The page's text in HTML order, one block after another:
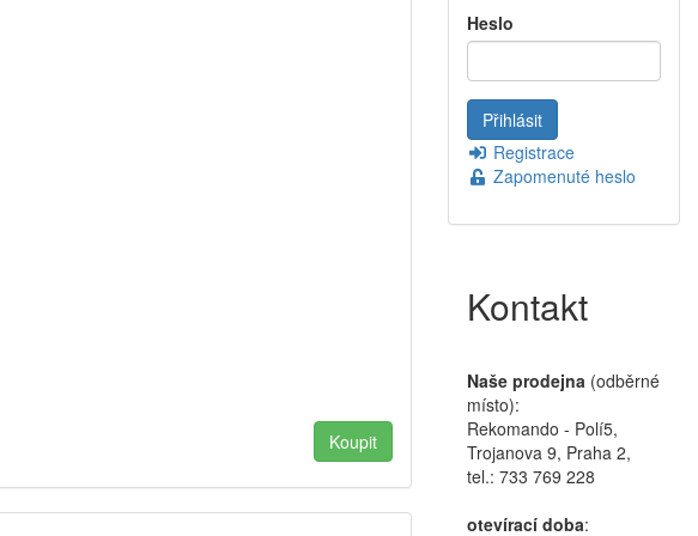
Heslo
Registrace
Zapomenuté heslo
Kontakt
Naše prodejna (odběrné
místo):
Rekomando - Polí5,
Trojanova 9, Praha 2,
tel.: 733 769 228
otevírací doba: